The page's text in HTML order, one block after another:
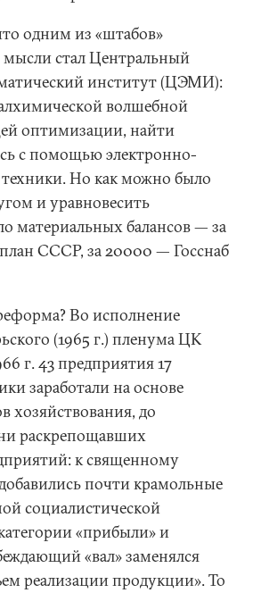
одним из «штабов»
стал Центральный
институт (ЦЭМИ):
волшебной
оптимизации, найти
с помощью электронно-
Но как можно было
и уравновесить
материальных балансов — за
СССР, за 20000 — Госснаб
Во исполнение
(1965 г.) пленума ЦК
г. 43 предприятия 17
заработали на основе
до
раскрепощавших
к священному
почти крамольные
социалистической
«прибыли» и
«вал» заменялся
реализации продукции». То